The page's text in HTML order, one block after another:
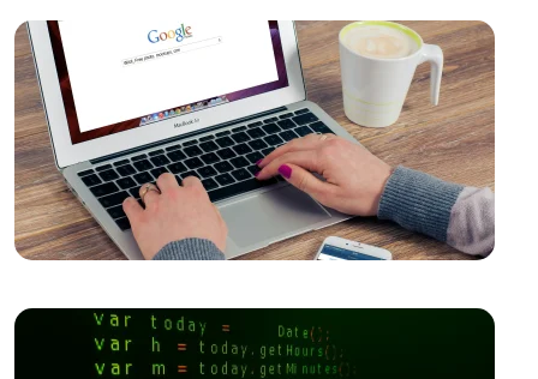
Etkili Bir Adım
Yaratıcı Web Tasarımın Önemi ve Etkileri
SEO Uyumlu Web Tasarımının Önemi ve İpuçları
Responsive Web Tasarımı Nedir ve Neden
Önemlidir?
Aracı
E-Posta Pazarlama ve Web Tasarımın Güçlü